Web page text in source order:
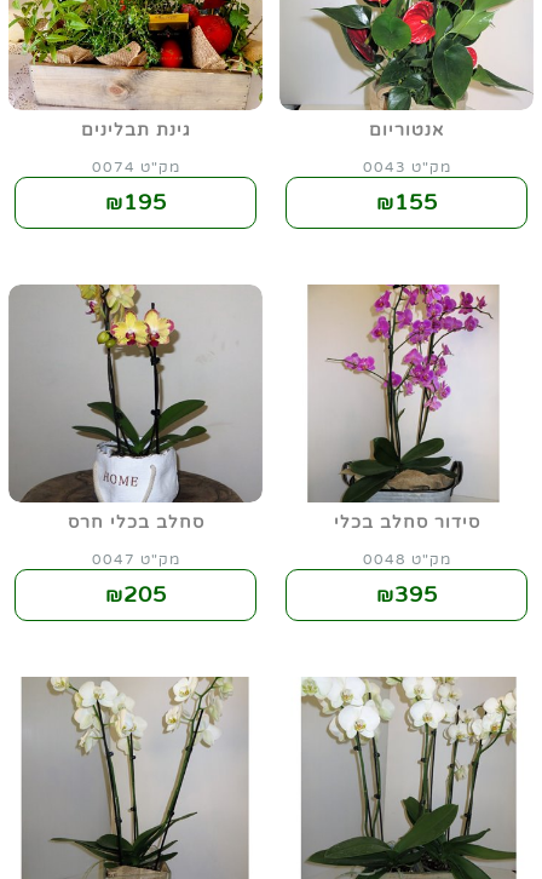
אנטוריום
מק"ט 0043
₪155
גינת תבלינים
מק"ט 0074
₪195
סידור סחלב בכלי
מק"ט 0048
₪395
סחלב בכלי חרס
מק"ט 0047
₪205